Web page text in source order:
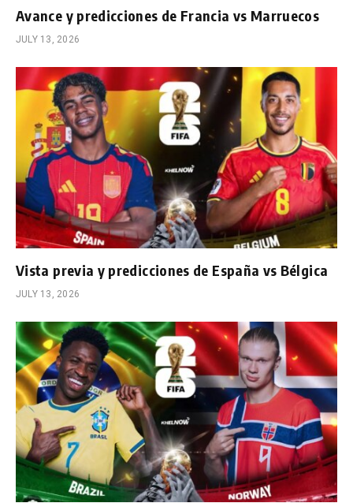
Avance y predicciones de Francia vs Marruecos
JULY 13, 2026
Vista previa y predicciones de España vs Bélgica
JULY 13, 2026